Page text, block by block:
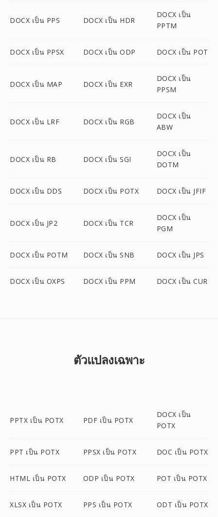
DOCX เป็น PPS DOCX เป็น HDR
DOCX เป็น
PPTM
DOCX เป็น PPSX DOCX เป็น ODP DOCX เป็น POT
DOCX เป็น MAP DOCX เป็น EXR
DOCX เป็น
PPSM
DOCX เป็น LRF DOCX เป็น RGB
DOCX เป็น
ABW
DOCX เป็น RB DOCX เป็น SGI
DOCX เป็น
DOTM
DOCX เป็น DDS DOCX เป็น POTX DOCX เป็น JFIF
DOCX เป็น JP2 DOCX เป็น TCR
DOCX เป็น
PGM
DOCX เป็น POTM DOCX เป็น SNB DOCX เป็น JPS
DOCX เป็น OXPS DOCX เป็น PPM DOCX เป็น CUR
ตัวแปลงเฉพาะ
PPTX เป็น POTX PDF เป็น POTX
DOCX เป็น
POTX
PPT เป็น POTX PPSX เป็น POTX DOC เป็น POTX
HTML เป็น POTX ODP เป็น POTX POT เป็น POTX
XLSX เป็น POTX PPS เป็น POTX ODT เป็น POTX